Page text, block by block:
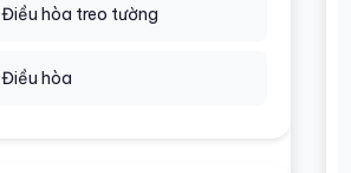
Điều hòa treo tường
Điều hòa